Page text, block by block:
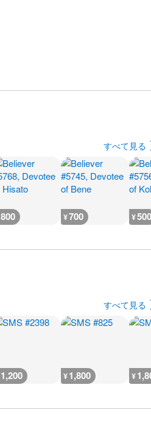
すべて見る
800 ¥700 ¥500
すべて見る
1,200 ¥1,800 ¥